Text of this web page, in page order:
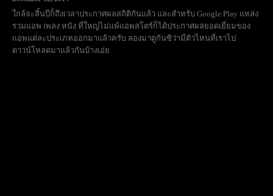
ใกล้จะสิ้นปีก็ถึงเวลาประกาศผลสถิติกันแล้ว และสำหรับ Google Play แหล่ง
รวมแอพ เพลง หนัง ที่ใหญ่ไม่แพ้แอพสโตร์ก็ได้ประกาศผลยอดเยี่ยมของ
แอพแต่ละประเภทออกมาแล้วครับ ลองมาดูกันซิว่ามีตัวไหนที่เราไป
ดาวน์โหลดมาแล้วกันบ้างเอ่ย